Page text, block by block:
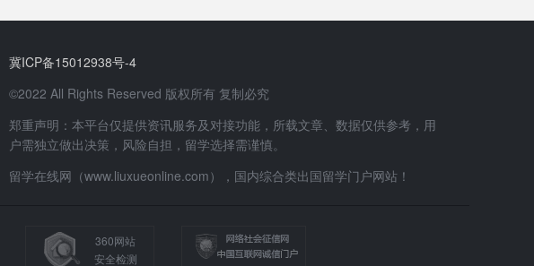
冀ICP备15012938号-4
©2022 All Rights Reserved 版权所有 复制必究
郑重声明：本平台仅提供资讯服务及对接功能，所载文章、数据仅供参考，用
户需独立做出决策，风险自担，留学选择需谨慎。
留学在线网（www.liuxueonline.com），国内综合类出国留学门户网站！
360网站
安全检测